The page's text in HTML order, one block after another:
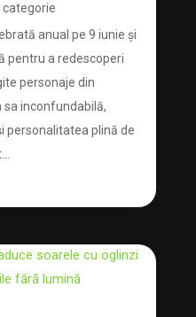
categorie
anual pe 9 iunie și
pentru a redescoperi
personaje din
sa inconfundabilă,
personalitatea plină de